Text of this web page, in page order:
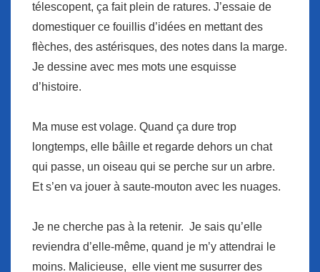
télescopent, ça fait plein de ratures. J’essaie de
domestiquer ce fouillis d’idées en mettant des
flèches, des astérisques, des notes dans la marge.
Je dessine avec mes mots une esquisse
d’histoire.
Ma muse est volage. Quand ça dure trop
longtemps, elle bâille et regarde dehors un chat
qui passe, un oiseau qui se perche sur un arbre.
Et s’en va jouer à saute-mouton avec les nuages.
Je ne cherche pas à la retenir. Je sais qu’elle
reviendra d’elle-même, quand je m’y attendrai le
moins. Malicieuse, elle vient me susurrer des